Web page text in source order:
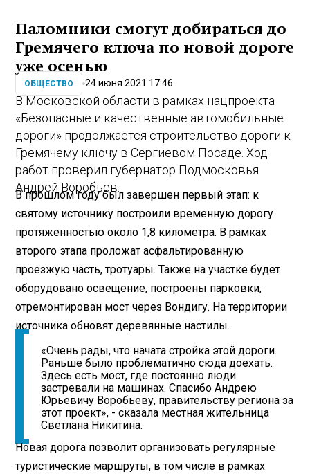
Паломники смогут добираться до
Гремячего ключа по новой дороге
уже осенью
ОБЩЕСТВО 24 июня 2021 17:46
В Московской области в рамках нацпроекта
«Безопасные и качественные автомобильные
дороги» продолжается строительство дороги к
Гремячему ключу в Сергиевом Посаде. Ход
работ проверил губернатор Подмосковья
Андрей Воробьев.
В прошлом году был завершен первый этап: к
святому источнику построили временную дорогу
протяженностью около 1,8 километра. В рамках
второго этапа проложат асфальтированную
проезжую часть, тротуары. Также на участке будет
оборудовано освещение, построены парковки,
отремонтирован мост через Вондигу. На территории
источника обновят деревянные настилы.
«Очень рады, что начата стройка этой дороги.
Раньше было проблематично сюда доехать.
Здесь есть мост, где постоянно люди
застревали на машинах. Спасибо Андрею
Юрьевичу Воробьеву, правительству региона за
этот проект», - сказала местная жительница
Светлана Никитина.
Новая дорога позволит организовать регулярные
туристические маршруты, в том числе в рамках